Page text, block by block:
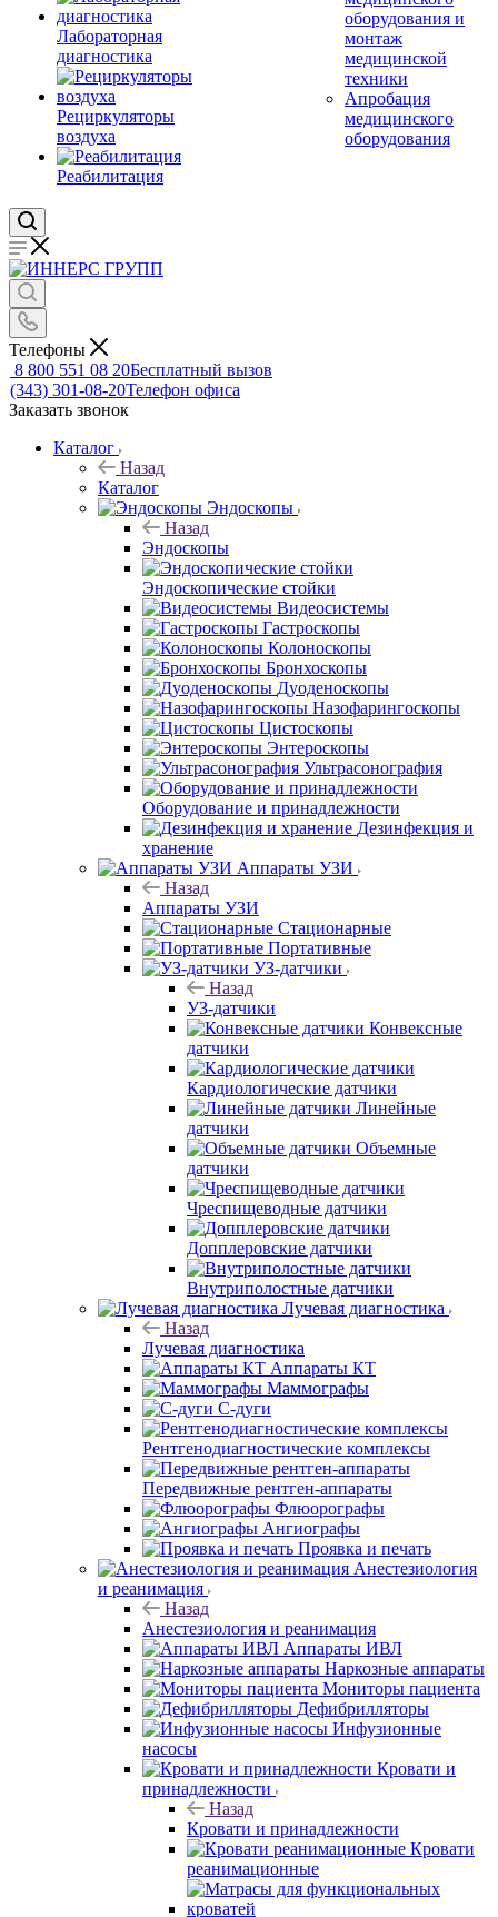
Лабораторная
диагностика
Рециркуляторы
воздуха
Реабилитация
оборудования и
монтаж
медицинской
техники
Апробация
медицинского
оборудования
Телефоны
8 800 551 08 20Бесплатный вызов
(343) 301-08-20Телефон офиса
Заказать звонок
Каталог
Назад
Каталог
Эндоскопы
Назад
Эндоскопы
Эндоскопические стойки
Видеосистемы
Гастроскопы
Колоноскопы
Бронхоскопы
Дуоденоскопы
Назофарингоскопы
Цистоскопы
Энтероскопы
Ультрасонография
Оборудование и принадлежности
Дезинфекция и
хранение
Аппараты УЗИ
Назад
Аппараты УЗИ
Стационарные
Портативные
УЗ-датчики
Назад
УЗ-датчики
Конвексные
датчики
Кардиологические датчики
Линейные
датчики
Объемные
датчики
Чреспищеводные датчики
Допплеровские датчики
Внутриполостные датчики
Лучевая диагностика
Назад
Лучевая диагностика
Аппараты КТ
Маммографы
С-дуги
Рентгенодиагностические комплексы
Передвижные рентген-аппараты
Флюорографы
Ангиографы
Проявка и печать
Анестезиология
и реанимация
Назад
Анестезиология и реанимация
Аппараты ИВЛ
Наркозные аппараты
Мониторы пациента
Дефибрилляторы
Инфузионные
насосы
Кровати и
принадлежности
Назад
Кровати и принадлежности
Кровати
реанимационные